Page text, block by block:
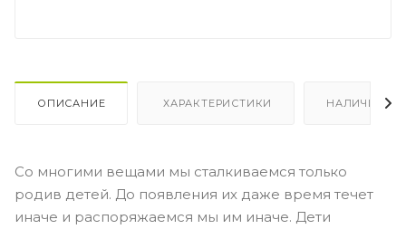
ОПИСАНИЕ ХАРАКТЕРИСТИКИ НАЛИЧИЕ
Со многими вещами мы сталкиваемся только
родив детей. До появления их даже время течет
иначе и распоряжаемся мы им иначе. Дети